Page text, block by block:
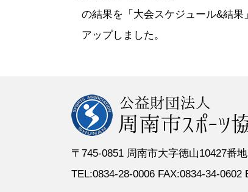
の結果を「大会スケジュール&結果
アップしました。
〒745-0851 周南市大字徳山10427番
TEL:0834-28-0006 FAX:0834-34-